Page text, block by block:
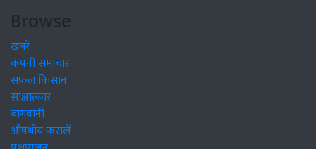
Browse
खबरें
कंपनी समाचार
सफल किसान
साक्षात्कार
बागवानी
औषधीय फसलें